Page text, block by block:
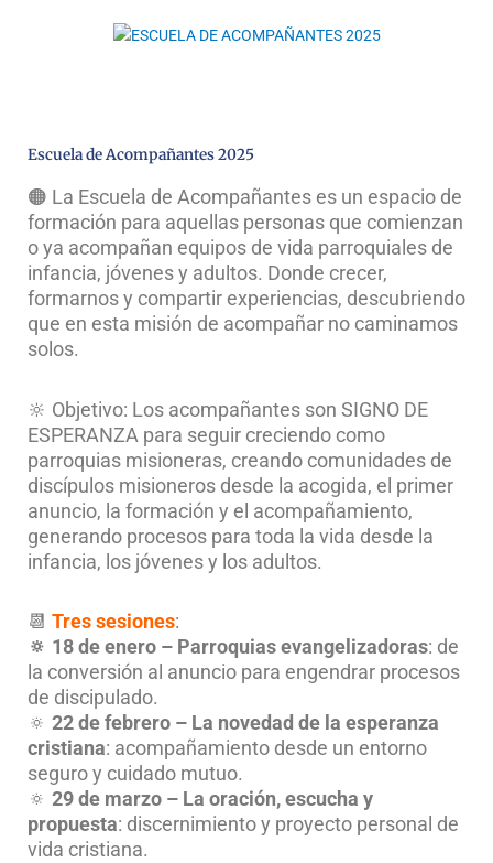
Escuela de Acompañantes 2025
🟠 La Escuela de Acompañantes es un espacio de
formación para aquellas personas que comienzan
o ya acompañan equipos de vida parroquiales de
infancia, jóvenes y adultos. Donde crecer,
formarnos y compartir experiencias, descubriendo
que en esta misión de acompañar no caminamos
solos.
🔆 Objetivo: Los acompañantes son SIGNO DE
ESPERANZA para seguir creciendo como
parroquias misioneras, creando comunidades de
discípulos misioneros desde la acogida, el primer
anuncio, la formación y el acompañamiento,
generando procesos para toda la vida desde la
infancia, los jóvenes y los adultos.
📆 Tres sesiones:
🔅 18 de enero – Parroquias evangelizadoras: de
la conversión al anuncio para engendrar procesos
de discipulado.
🔅 22 de febrero – La novedad de la esperanza
cristiana: acompañamiento desde un entorno
seguro y cuidado mutuo.
🔅 29 de marzo – La oración, escucha y
propuesta: discernimiento y proyecto personal de
vida cristiana.